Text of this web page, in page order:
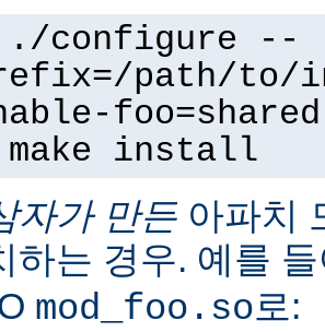
./configure --
path/
foo=shared
install
자가 만든아파치
하는 경우. 예를
mod_foo.so로: